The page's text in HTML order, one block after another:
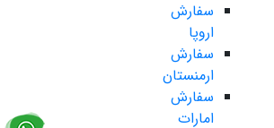
سفارش
اروپا
سفارش
ارمنستان
سفارش
امارات